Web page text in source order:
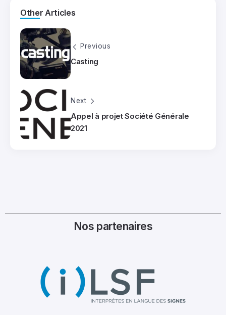
Other Articles
Previous
Casting
Next
Appel à projet Société Générale
2021
Nos partenaires